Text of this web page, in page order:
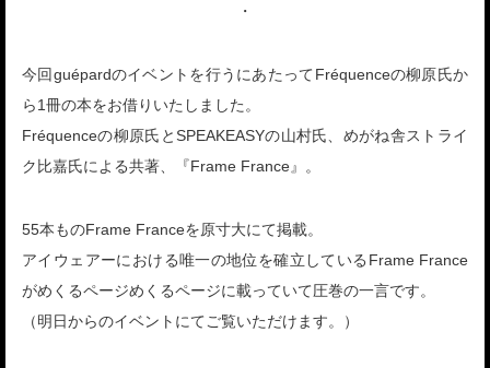
・
今回guépardのイベントを行うにあたってFréquenceの柳原氏か
ら1冊の本をお借りいたしました。
Fréquenceの柳原氏とSPEAKEASYの山村氏、めがね舎ストライ
ク比嘉氏による共著、『Frame France』。
55本ものFrame Franceを原寸大にて掲載。
アイウェアーにおける唯一の地位を確立しているFrame France
がめくるページめくるページに載っていて圧巻の一言です。
（明日からのイベントにてご覧いただけます。）